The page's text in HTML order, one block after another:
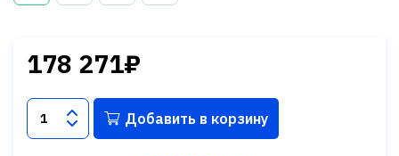
178 271₽
Добавить в корзину